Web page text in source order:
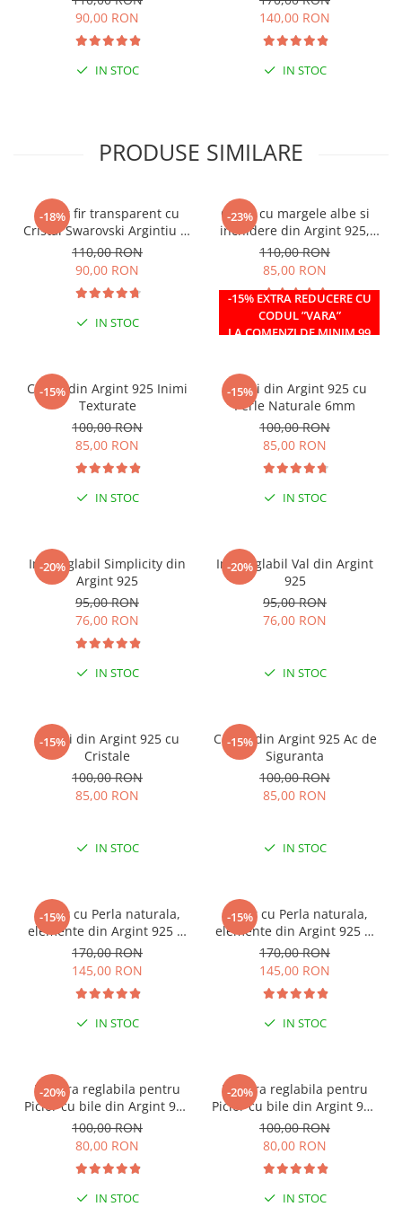
90,00 RON
IN STOC
140,00 RON
IN STOC
PRODUSE SIMILARE
-18%
Colier fir transparent cu
Cristal Swarovski Argintiu in
Caseta din Argint 925
110,00 RON
90,00 RON
IN STOC
-23%
-15% EXTRA REDUCERE CU
CODUL ”VARA”
LA COMENZI DE MINIM 99
Colier cu margele albe si
inchidere din Argint 925,
reglabil 38-41 cm
110,00 RON
85,00 RON
IN STOC
-15%
Cercei din Argint 925 Inimi
Texturate
100,00 RON
85,00 RON
IN STOC
-15%
Cercei din Argint 925 cu
Perle Naturale 6mm
100,00 RON
85,00 RON
IN STOC
-20%
Inel reglabil Simplicity din
Argint 925
95,00 RON
76,00 RON
IN STOC
-20%
Inel reglabil Val din Argint
925
95,00 RON
76,00 RON
IN STOC
-15%
Cercei din Argint 925 cu
Cristale
100,00 RON
85,00 RON
IN STOC
-15%
Cercei din Argint 925 Ac de
Siguranta
100,00 RON
85,00 RON
IN STOC
-15%
Colier cu Perla naturala,
elemente din Argint 925 si
margele Miyuki, multicolor
170,00 RON
145,00 RON
IN STOC
-15%
Colier cu Perla naturala,
elemente din Argint 925 si
margele Miyuki, verde/kiwi
170,00 RON
145,00 RON
IN STOC
-20%
Bratara reglabila pentru
Picior cu bile din Argint 925
si margele Miyuki rosii
100,00 RON
80,00 RON
IN STOC
-20%
Bratara reglabila pentru
Picior cu bile din Argint 925
si margele Miyuki verzi
100,00 RON
80,00 RON
IN STOC